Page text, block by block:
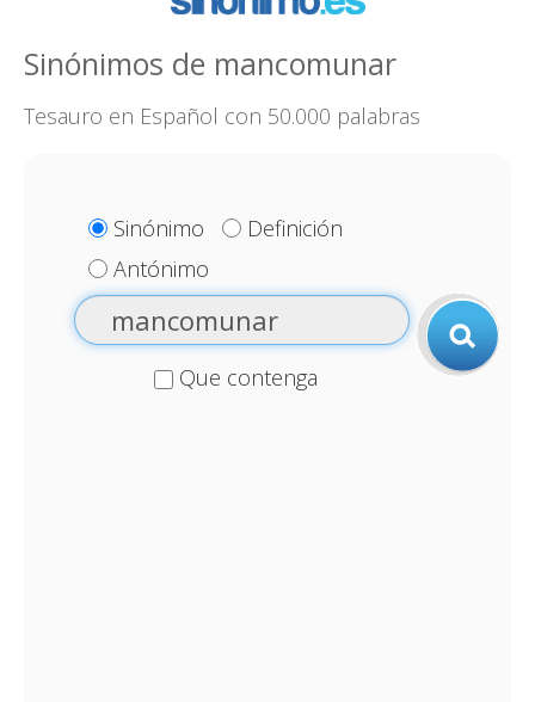
Sinónimos de mancomunar
Tesauro en Español con 50.000 palabras
Sinónimo
Definición
Antónimo
Que contenga